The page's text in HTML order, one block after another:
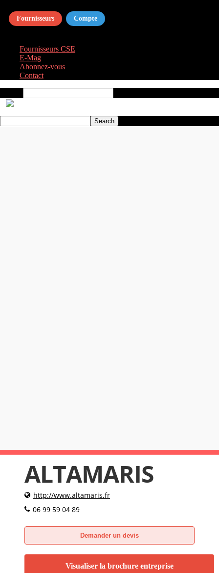
Fournisseurs Compte
Fournisseurs CSE
E‑Mag
Abonnez‑vous
Contact
ALTAMARIS
http://www.altamaris.fr
06 99 59 04 89
Demander un devis
Visualiser la brochure entreprise